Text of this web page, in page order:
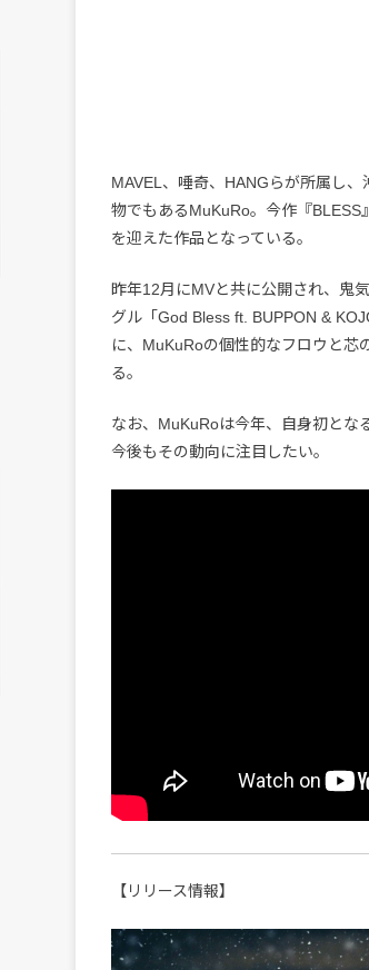
MAVEL、唾奇、HANGらが所属し
物でもあるMuKuRo。今作『
を迎えた作品となっている。
昨年12月にMVと共に公開され、鬼
グル「God Bless ft. BUPPON &
に、MuKuRoの個性的なフロウと芯
る。
なお、MuKuRoは今年、自身初とな
今後もその動向に注目したい。
【リリース情報】